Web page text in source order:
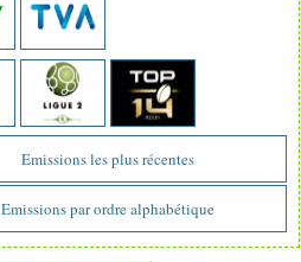
Emissions les plus récentes
Emissions par ordre alphabétique